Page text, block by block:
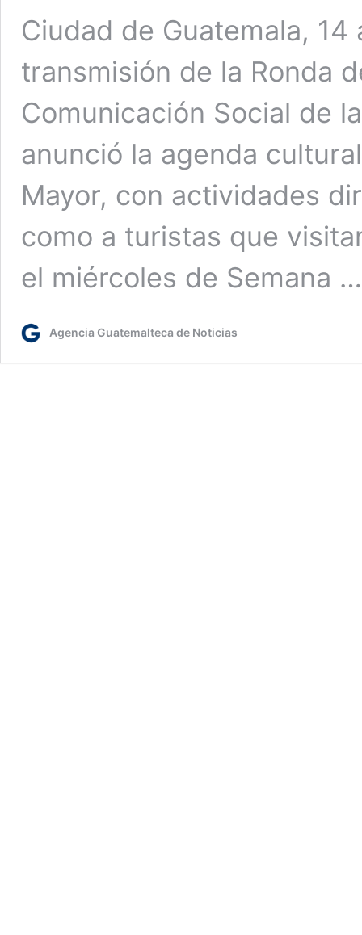
Ciudad de Guatemala,
transmisión de la Ronda
Comunicación Social de
anunció la agenda
Mayor, con actividades
como a turistas que
el miércoles de Semana
Agencia Guatemalteca de Noticias